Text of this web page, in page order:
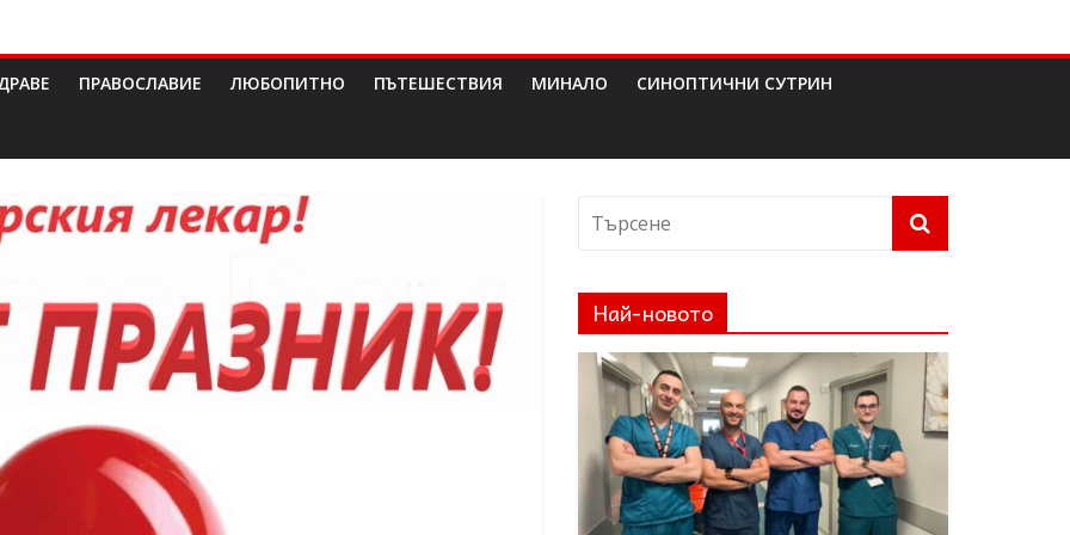
ПРАВОСЛАВИЕ ЛЮБОПИТНО ПЪТЕШЕСТВИЯ МИНАЛО СИНОПТИЧНИ СУТРИН
Най-новото